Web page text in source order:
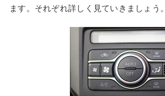
ます。それぞれ詳しく見ていきましょう。